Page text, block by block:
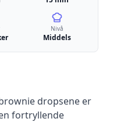
Nivå
Middels
dropsene er
fortryllende